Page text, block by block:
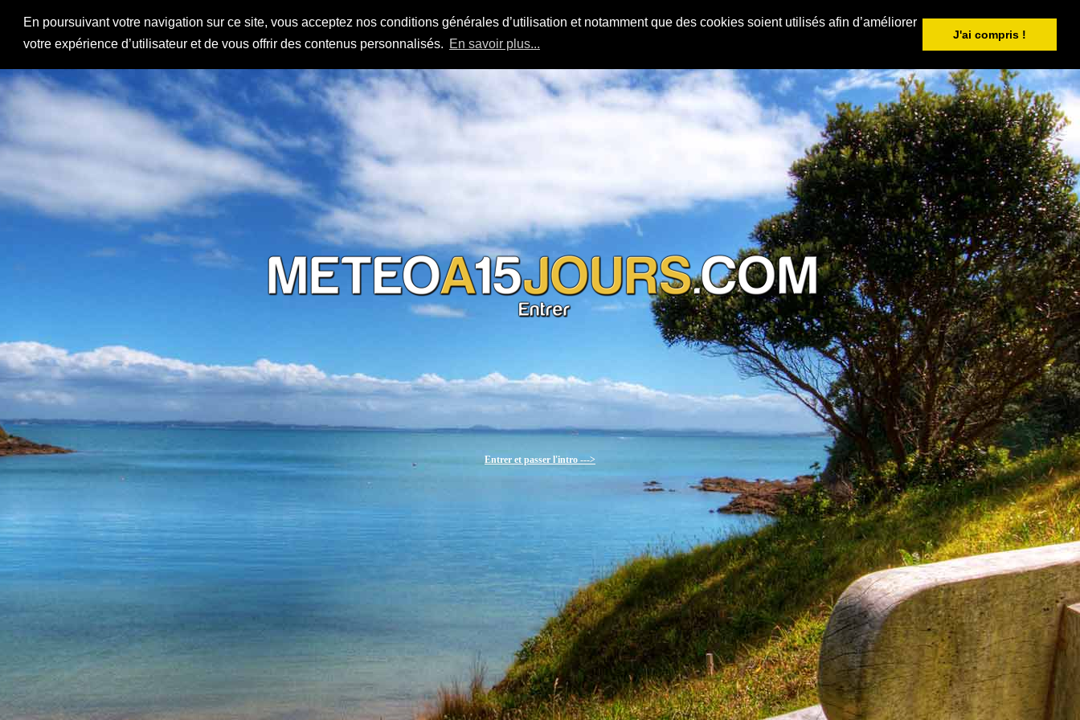
En poursuivant votre navigation sur ce site, vous acceptez nos conditions générales d’utilisation et notamment que des cookies soient utilisés afin d’améliorer
votre expérience d’utilisateur et de vous offrir des contenus personnalisés. En savoir plus...
J'ai compris !
Entrer et passer l'intro --->